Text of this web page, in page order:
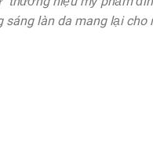
sáng làn da mang lại